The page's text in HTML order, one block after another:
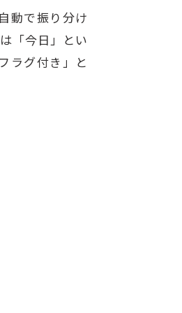
動で振り分け
「今日」とい
ラグ付き」と